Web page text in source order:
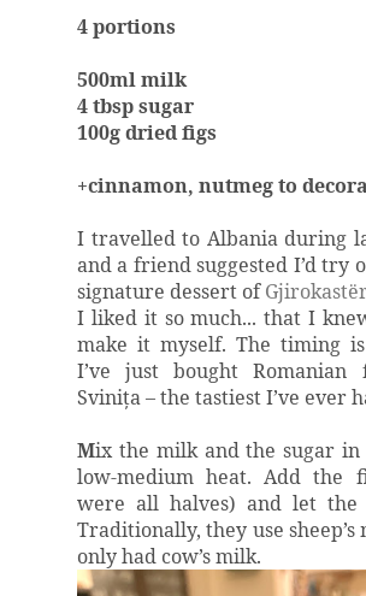
4 portions
500ml milk
4 tbsp sugar
100g dried figs
+cinnamon, nutmeg to
I travelled to Albania during
and a friend suggested I’d try
signature dessert of Gjirokastër
I liked it so much... that I
make it myself. The timing
I’ve just bought Romanian
Sviniţa – the tastiest I’ve ever
Mix the milk and the sugar in
low-medium heat. Add the
were all halves) and let
Traditionally, they use
only had cow’s milk.